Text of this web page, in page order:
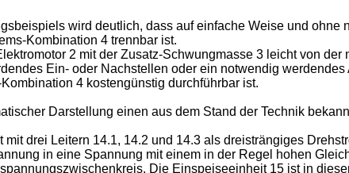
wird deutlich, dass auf einfache Weise und
Kombination 4 trennbar ist.
2 mit der Zusatz-Schwungmasse 3 leicht von
Ein- oder Nachstellen oder ein notwendig
4 kostengünstig durchführbar ist.
Darstellung einen aus dem Stand der Technik
drei Leitern 14.1, 14.2 und 14.3 als dreisträngiges
in eine Spannung mit einem in der Regel hohen
Die Einspeiseeinheit 15 ist in